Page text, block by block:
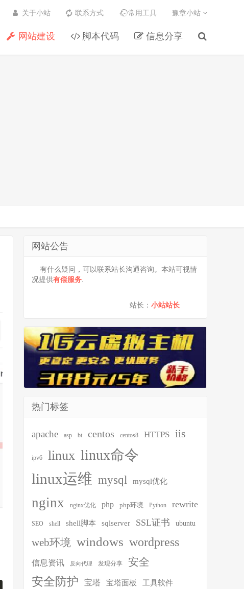
网站建设 脚本代码 信息分享
关于小站 联系方式 常用工具 豫章小站
网站公告
有什么疑问，可以联系站长沟通咨询。本站可视情
况提供有偿服务.
站长： 小站站长
热门标签
apache asp bt centos centos8 HTTPS iis
ipv6 linux linux命令
linux运维 mysql mysql优化
nginx nginx优化 php php环境 Python rewrite
SEO shell shell脚本 sqlserver SSL证书 ubuntu
web环境 windows wordpress
信息资讯 反向代理 发现分享 安全
安全防护 宝塔 宝塔面板 工具软件